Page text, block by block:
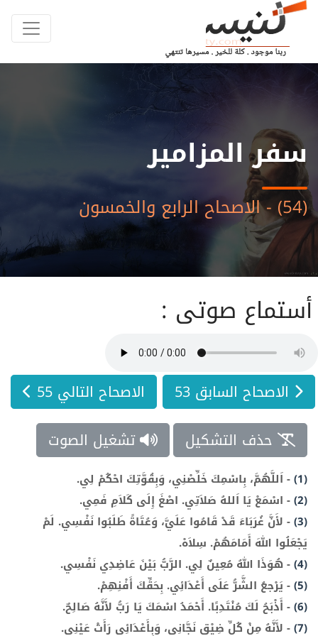
سفر المزامير
(54) - الاصحاح الرابع والخمسون
أستماع صوتى :
الاصحاح السابق 53
الاصحاح التالي 55
حذف التشكيل
تشغيل الصوت
(1)
-اَللَّهُمَّ، بِاسْمِكَ خَلِّصْنِي، وَبِقُوَّتِكَ احْكُمْ لِي.
(2)
- اسْمَعْ يَا اَللهُ صَلاَتِي. اصْغَ إِلَى كَلاَمِ فَمِي.
(3)
- لأَنَّ غُرَبَاءَ قَدْ قَامُوا عَلَيَّ، وَعُتَاةً طَلَبُوا نَفْسِي. لَمْ
يَجْعَلُوا اللهَ أَمَامَهُمْ. سِلاَهْ.
(4)
-هُوَذَا اللهُ مُعِينٌ لِي. الرَّبُّ بَيْنَ عَاضِدِي نَفْسِي.
(5)
- يَرْجعُ الشَّرُّ عَلَى أَعْدَائِي. بِحَقِّكَ أَفْنِهِمْ.
(6)
- أَذْبَحُ لَكَ مُنْتَدِبًا. أَحْمَدُ اسْمَكَ يَا رَبُّ لأَنَّهُ صَالِحٌ.
(7)
- لأَنَّهُ مِنْ كُلِّ ضِيْق نَجَّانِي، وَبِأَعْدَائِي رَأَتْ عَيْنِي.